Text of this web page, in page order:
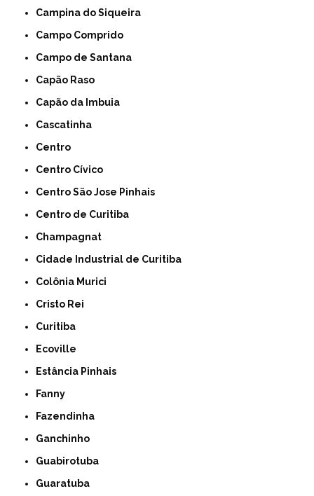
Campina do Siqueira
Campo Comprido
Campo de Santana
Capão Raso
Capão da Imbuia
Cascatinha
Centro
Centro Cívico
Centro São Jose Pinhais
Centro de Curitiba
Champagnat
Cidade Industrial de Curitiba
Colônia Murici
Cristo Rei
Curitiba
Ecoville
Estância Pinhais
Fanny
Fazendinha
Ganchinho
Guabirotuba
Guaratuba